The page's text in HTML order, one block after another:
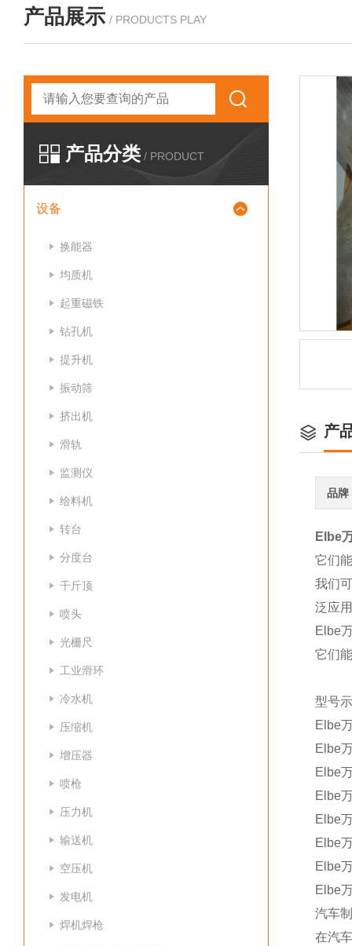
产品展示 / PRODUCTS PLAY
产品分类 / PRODUCT
设备
换能器
均质机
起重磁铁
钻孔机
提升机
振动筛
挤出机
滑轨
监测仪
给料机
转台
分度台
千斤顶
喷头
光栅尺
工业滑环
冷水机
压缩机
增压器
喷枪
压力机
输送机
空压机
发电机
焊机焊枪
产
品牌
Elbe
它们
我们
泛应
Elbe
它们
型号
Elbe
Elbe
Elbe
Elbe
Elbe
Elbe
Elbe
Elbe
汽车
在汽